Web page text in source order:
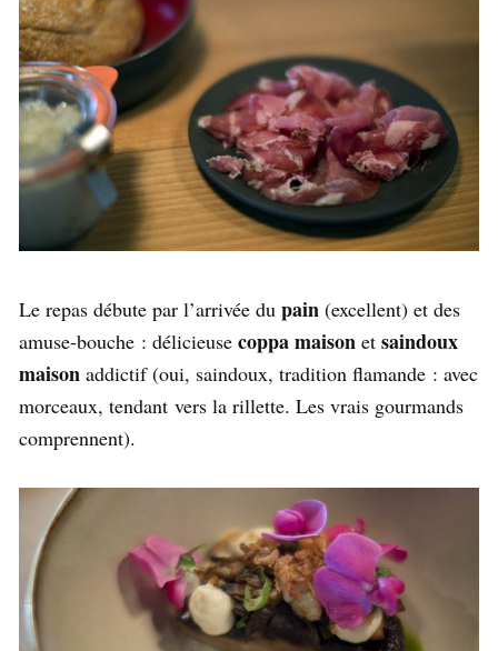
Le repas débute par l’arrivée du pain (excellent) et des
amuse-bouche : délicieuse coppa maison et saindoux
maison addictif (oui, saindoux, tradition flamande : avec
morceaux, tendant vers la rillette. Les vrais gourmands
comprennent).